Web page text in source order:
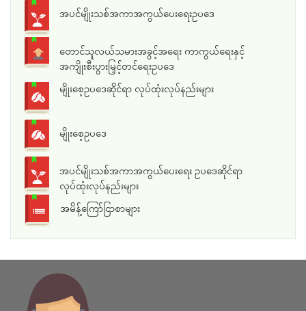
အပင်မျိုးသစ်အကာအကွယ်ပေးရေးဥပဒေ
တောင်သူလယ်သမားအခွင့်အရေး ကာကွယ်ရေးနှင့်
အကျိုးစီးပွားမြှင့်တင်ရေးဥပဒေ
မျိုးစေ့ဥပဒေဆိုင်ရာ လုပ်ထုံးလုပ်နည်းများ
မျိုးစေ့ဥပဒေ
အပင်မျိုးသစ်အကာအကွယ်ပေးရေး ဥပဒေဆိုင်ရာ
လုပ်ထုံးလုပ်နည်းများ
အမိန့်ကြော်ငြာစာများ